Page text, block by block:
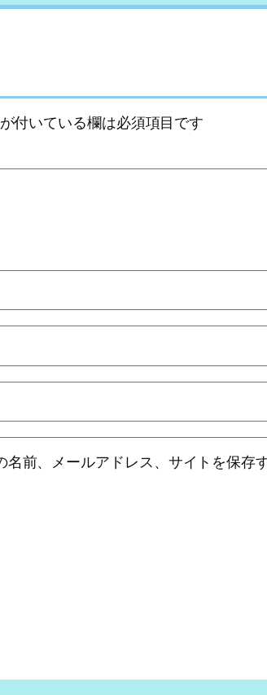
が付いている欄は必須項目です
前、メールアドレス、サイトを保存す